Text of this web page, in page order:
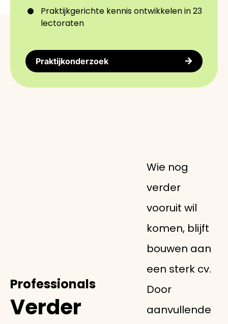
Praktijkgerichte kennis ontwikkelen in 23
lectoraten
Praktijkonderzoek
Professionals
Verder
Wie nog
verder
vooruit wil
komen, blijft
bouwen aan
een sterk cv.
Door
aanvullende